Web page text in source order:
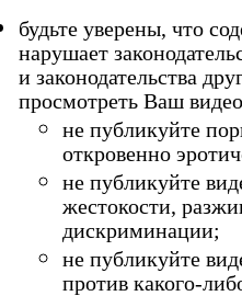
будьте уверены, что
нарушает
и законодательства
просмотреть Ваш
не публикуйте
откровенно
не публикуйте
жестокости,
дискриминации;
не публикуйте
против какого-